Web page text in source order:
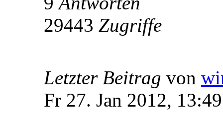
29443 Zugriffe
Letzter Beitrag von
Fr 27. Jan 2012, 13:49